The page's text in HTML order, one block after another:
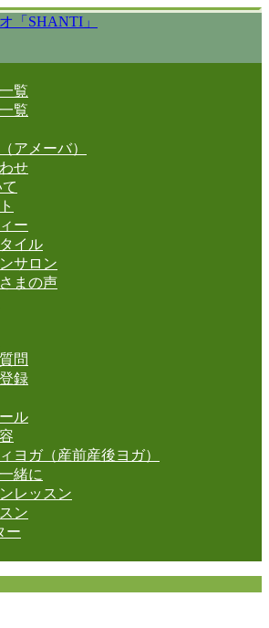
覧
覧
アメーバ）
せ
ー
イル
サロン
まの声
問
録
ル
ヨガ（産前産後ヨガ）
緒に
レッスン
ン
ー